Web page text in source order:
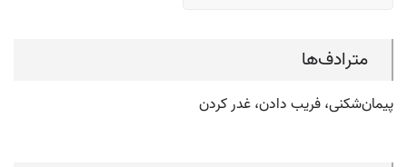
مترادف‌ها
پیمان‌شکنی، فریب دادن، غدر کردن